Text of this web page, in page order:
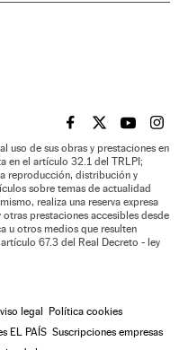
EL PAÍS BRASIL EN
EL PAÍSEL PAÍS
EL
uso de sus obras y prestaciones en
en el artículo 32.1 del TRLPI;
reproducción, distribución y
sobre temas de actualidad
realiza una reserva expresa
prestaciones accesibles desde
u otros medios que resulten
67.3 del Real Decreto - ley
legal
Política cookies
EL PAÍS Suscripciones empresas